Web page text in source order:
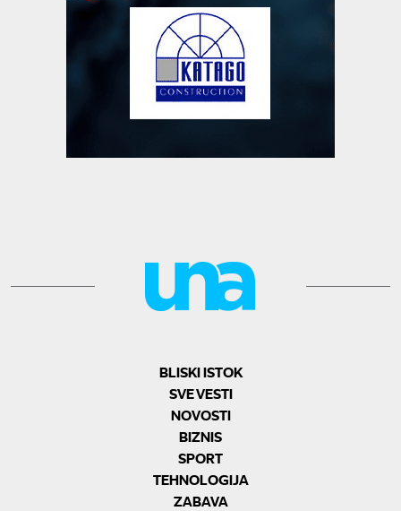
BLISKI ISTOK
SVE VESTI
NOVOSTI
BIZNIS
SPORT
TEHNOLOGIJA
ZABAVA